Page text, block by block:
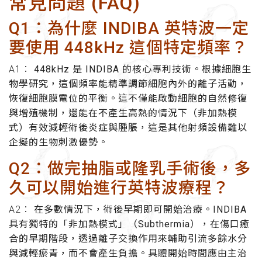
Q1：為什麼 INDIBA 英特波一定
要使用 448kHz 這個特定頻率？
A1：
448kHz 是 INDIBA 的核心專利技術。根據細胞生
物學研究，這個頻率能精準調節細胞內外的離子活動，
恢復細胞膜電位的平衡。這不僅能啟動細胞的自然修復
與增殖機制，還能在不產生高熱的情況下（非加熱模
式）有效減輕術後炎症與腫脹，這是其他射頻設備難以
企擬的生物刺激優勢。
Q2：做完抽脂或隆乳手術後，多
久可以開始進行英特波療程？
A2：
在多數情況下，術後早期即可開始治療。INDIBA
具有獨特的「非加熱模式」（Subthermia），在傷口癒
合的早期階段，透過離子交換作用來輔助引流多餘水分
與減輕瘀青，而不會產生負擔。具體開始時間應由主治